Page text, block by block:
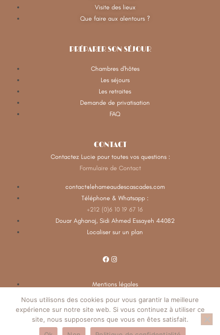
Visite des lieux
Que faire aux alentours ?
PRÉPARER SON SÉJOUR
Chambres d'hôtes
Les séjours
Les retraites
Demande de privatisation
FAQ
CONTACT
Contactez Lucie pour toutes vos questions :
Formulaire de Contact
contact@lehameaudescascades.com
Téléphone & Whatsapp :
+212 (0)6 10 19 67 16
Douar Aghanaj, Sidi Ahmed Essayeh 44082
Localiser sur un plan
Mentions légales
Nous utilisons des cookies pour vous garantir la meilleure
expérience sur notre site web. Si vous continuez à utiliser ce
site, nous supposerons que vous en êtes satisfait.